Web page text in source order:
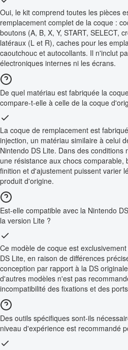
Oui, le kit comprend toutes les pièces
remplacement complet de la coque :
boutons (A, B, X, Y, START, SELECT,
latéraux (L et R), caches pour les
caoutchouc et autocollants. Il n'inclut
électroniques internes ni les écrans.
De quel matériau est fabriquée la
compare-t-elle à celle de la coque
La coque de remplacement est
injection, un matériau similaire à celui
Nintendo DS Lite. Dans des conditions
une résistance aux chocs comparable,
finition et d'ajustement puissent varier
produit d'origine.
Est-elle compatible avec la Nintendo
la version Lite ?
Ce modèle de coque est
DS Lite, en raison de différences
conception par rapport à la DS
d'autres modèles n'est pas
incompatibilité des fixations et des
Des outils spécifiques sont-ils
niveau d'expérience est recommandé